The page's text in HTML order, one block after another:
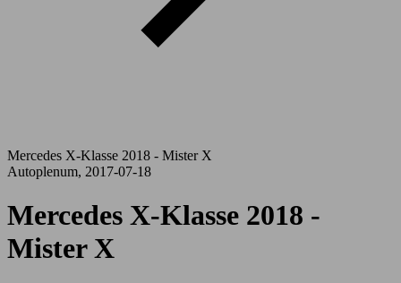
Mercedes X-Klasse 2018 - Mister X
Autoplenum, 2017-07-18
Mercedes X-Klasse 2018 -
Mister X